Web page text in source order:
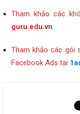
Tham khảo các
guru.edu.vn
Tham khảo các gói
Facebook Ads tại